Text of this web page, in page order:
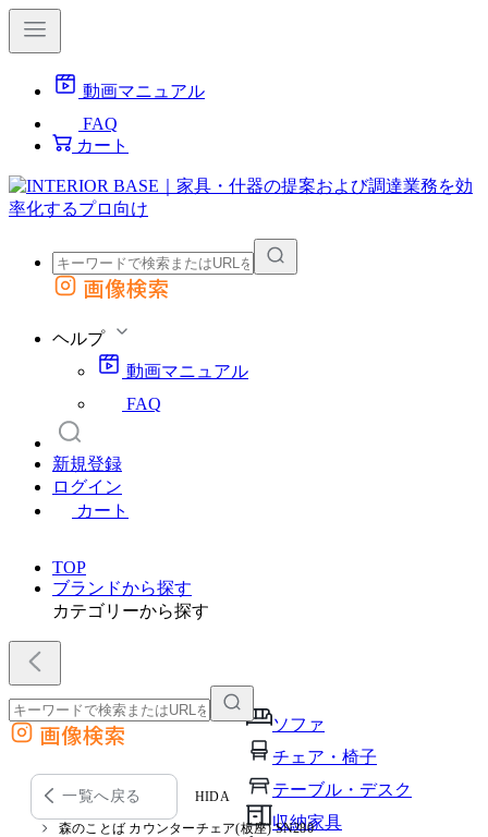
動画マニュアル
FAQ
カート
外部サイトの商品をカートに追加
画像検索
ヘルプ
動画マニュアル
FAQ
新規登録
ログイン
カート
TOP
ブランドから探す
カテゴリーから探す
ソファ
チェア・椅子
テーブル・デスク
収納家具
外部サイトの商品をカートに追加
他のサイトで見つけた商品ページのURLを貼り付けて、カートに追加できます
画像検索
一覧へ戻る HIDA
森のことば カウンターチェア(板座) SN280